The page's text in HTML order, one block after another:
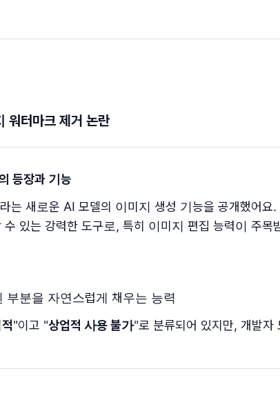
터마크 제거 논란
등장과 기능
라는 새로운 AI 모델의 이미지 생성 기능을 공개했어요
있는 강력한 도구로, 특히 이미지 편집 능력이 주목
부분을 자연스럽게 채우는 능력
"이고 "상업적 사용 불가"로 분류되어 있지만, 개발자